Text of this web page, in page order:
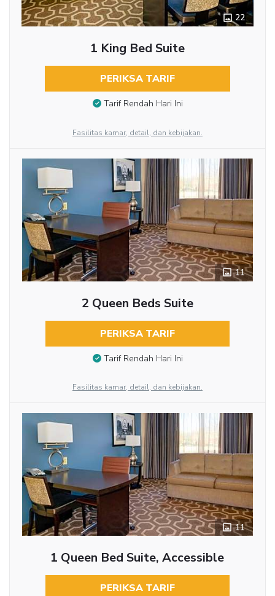
22
1 King Bed Suite
PERIKSA TARIF
Tarif Rendah Hari Ini
Fasilitas kamar, detail, dan kebijakan.
11
2 Queen Beds Suite
PERIKSA TARIF
Tarif Rendah Hari Ini
Fasilitas kamar, detail, dan kebijakan.
11
1 Queen Bed Suite, Accessible
PERIKSA TARIF